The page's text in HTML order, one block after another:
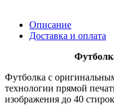
Описание
Доставка и оплата
Футболка с
технологии прямой
изображения до 40